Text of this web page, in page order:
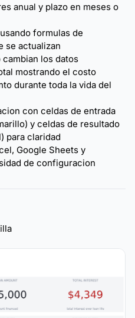
anual y plazo en meses o
formulas de
se actualizan
los datos
mostrando el costo
durante toda la vida del
con celdas de entrada
y celdas de resultado
para claridad
Google Sheets y
de configuracion